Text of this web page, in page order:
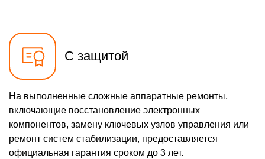
С защитой
На выполненные сложные аппаратные ремонты,
включающие восстановление электронных
компонентов, замену ключевых узлов управления или
ремонт систем стабилизации, предоставляется
официальная гарантия сроком до 3 лет.